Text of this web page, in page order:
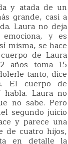
y atada de un
grande, casi a
Laura no deja
y es
misma, se hace
de Laura
años toma 15
tanto, dice
El cuerpo de
habla. Laura no
no sabe. Pero
segundo juicio
y parece una
de cuatro hijos,
en detalle la